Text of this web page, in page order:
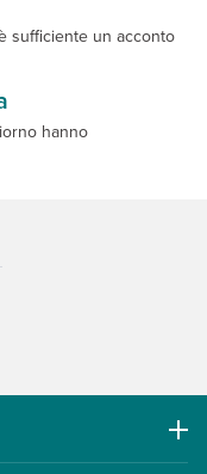
sufficiente un acconto
hanno